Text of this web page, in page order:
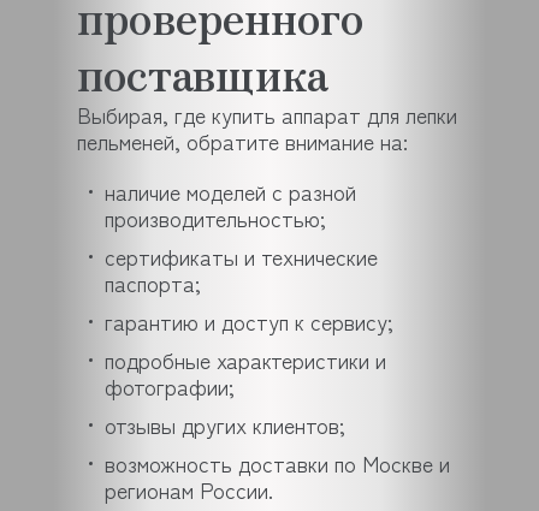
проверенного
поставщика
Выбирая, где купить аппарат для лепки
пельменей, обратите внимание на:
наличие моделей с разной
производительностью;
сертификаты и технические
паспорта;
гарантию и доступ к сервису;
подробные характеристики и
фотографии;
отзывы других клиентов;
возможность доставки по Москве и
регионам России.